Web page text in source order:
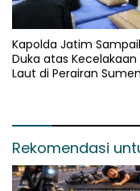
Kapolda Jatim
Duka atas Kecelakaan
Laut di Perairan
Rekomendasi